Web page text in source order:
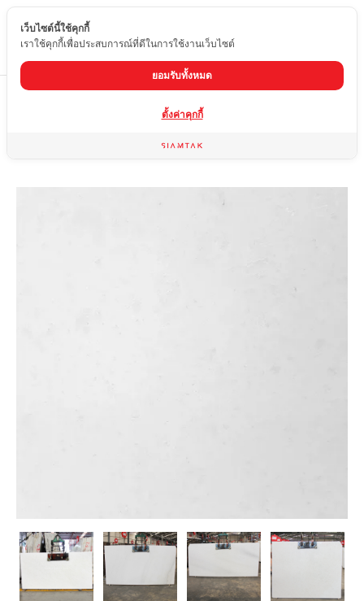
TH
หินอ่อน SNOW WHITE
เว็บไซต์นี้ใช้คุกกี้
เราใช้คุกกี้เพื่อประสบการณ์ที่ดีในการใช้งานเว็บไซต์
ยอมรับทั้งหมด
ตั้งค่าคุกกี้